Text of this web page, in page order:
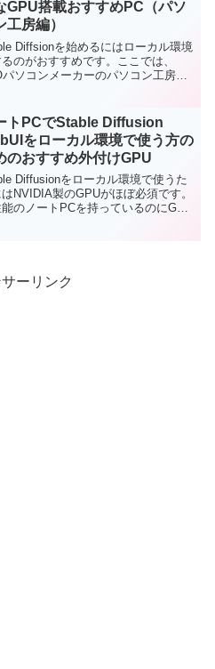
って、具体的なAIイラストの手順
したいと思います。
GPU搭載おすすめPC（パソ
工房編）
Diffsionを始めるにはローカル環境
のがおすすめです。ここでは、
パソコンメーカーのパソコン工房の
だけではなく、各種AIやゲーム
作曲、オンラインゲームなど一台
ろいろなことができる高機能PCを将
投資のために買っておくのは良い
ないでしょうか。
トPCでStable Diffusion
をローカル環境で使う方の
のおすすめ外付けGPU
Diffusionをローカル環境で使うた
NVIDIA製のGPUがほぼ必須です。
のノートPCを持っているのにGPU
ーリンク